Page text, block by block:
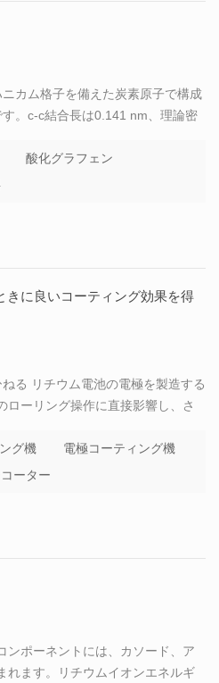
テムに基づいて各デバイスの遊び
前提の下で、より高い経済効率を
（押出ミル、圧延ミルとも呼ばれ
カム格子を備えた炭素原子で構成
。c-c結合長は0.141 nm、理論密
ションに参加し、電子は層間をス
フェンは電気を非常によく伝導し
もたらす理由の1つです。 バッテ
導率を持ち、単層の理論的な室温
使用できます。優れた機械的特性
料であり、フレキシブル電極材料
加えて、グラフェンの高い比表面
があります。 厦...
酸化グラフェン
きに良いコーティング効果を得
る リチウム電池の電極を製造する
ローリング操作に直接影響し、さ
コーティングプロセスは、スクレ
ル転写コーティングタイプ、スリ
ロールツーロール転写コーティ
ッテリーはスリット押出タイプを
接スラリートラフに接触し、余分
ティングの厚さを決定し、材料
形成します。 ロールツーロール転
ローラ...
グ機
電極コーティング機
ーター
ンポーネントには、カソード、ア
れます。リチウムイオンエネルギ